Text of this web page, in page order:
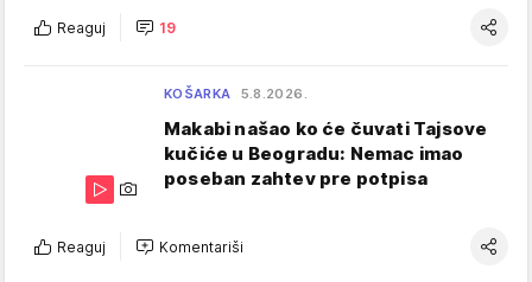
Reaguj 19
KOŠARKA 5.8.2026.
Makabi našao ko će čuvati Tajsove
kučiće u Beogradu: Nemac imao
poseban zahtev pre potpisa
Reaguj Komentariši